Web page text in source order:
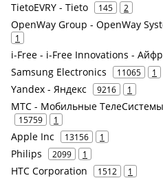
TietoEVRY - Tieto 145 2
OpenWay Group - OpenWay
1
i-Free - i-Free Innovations -
Samsung Electronics 11065 1
Yandex - Яндекс 9216 1
МТС - Мобильные
15759 1
Apple Inc 13156 1
Philips 2099 1
HTC Corporation 1512 1